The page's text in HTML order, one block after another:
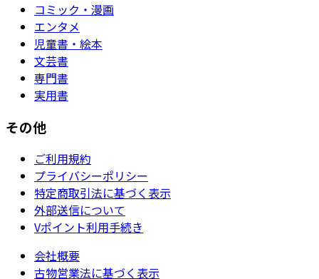
コミック・漫画
エンタメ
児童書・絵本
文芸書
専門書
実用書
その他
ご利用規約
プライバシーポリシー
特定商取引法に基づく表示
外部送信について
Vポイント利用手続き
会社概要
古物営業法に基づく表示